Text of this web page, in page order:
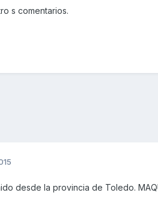
s comentarios.
desde la provincia de Toledo.